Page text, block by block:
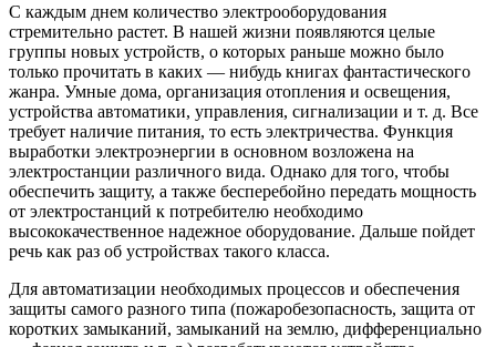
С каждым днем количество электрооборудования
стремительно растет. В нашей жизни появляются целые
группы новых устройств, о которых раньше можно было
только прочитать в каких — нибудь книгах фантастического
жанра. Умные дома, организация отопления и освещения,
устройства автоматики, управления, сигнализации и т. д. Все
требует наличие питания, то есть электричества. Функция
выработки электроэнергии в основном возложена на
электростанции различного вида. Однако для того, чтобы
обеспечить защиту, а также бесперебойно передать мощность
от электростанций к потребителю необходимо
высококачественное надежное оборудование. Дальше пойдет
речь как раз об устройствах такого класса.
Для автоматизации необходимых процессов и обеспечения
защиты самого разного типа (пожаробезопасность, защита от
коротких замыканий, замыканий на землю, дифференциально